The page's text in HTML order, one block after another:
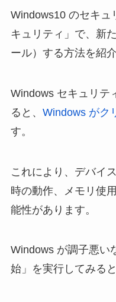
Windows10 のセキュ
キュリティ」で、新
ール）する方法を紹介
Windows セキュリテ
ると、 Windows がク
す。
これにより、デバイ
時の動作、メモリ使
能性があります。
Windows が調子悪い
始」を実行してみる